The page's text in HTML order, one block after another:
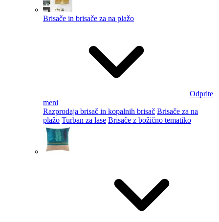
Brisače in brisače za na plažo
Odprite
meni
Razprodaja brisač in kopalnih brisač Brisače za na
plažo Turban za lase Brisače z božično tematiko